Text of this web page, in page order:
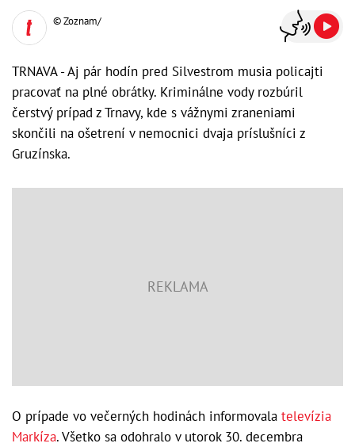
© Zoznam/
TRNAVA - Aj pár hodín pred Silvestrom musia policajti
pracovať na plné obrátky. Kriminálne vody rozbúril
čerstvý prípad z Trnavy, kde s vážnymi zraneniami
skončili na ošetrení v nemocnici dvaja príslušníci z
Gruzínska.
O prípade vo večerných hodinách informovala televízia
Markíza. Všetko sa odohralo v utorok 30. decembra